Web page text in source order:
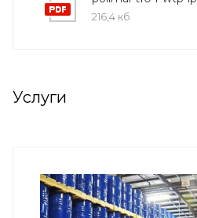
216,4 кб
Услуги